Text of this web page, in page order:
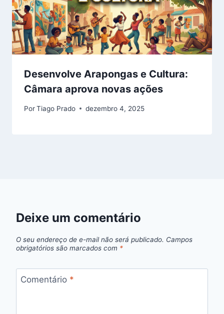
Desenvolve Arapongas e Cultura:
Câmara aprova novas ações
PorTiago Prado dezembro 4, 2025
Deixe um comentário
O seu endereço de e-mail não será publicado. Campos
obrigatórios são marcados com *
Comentário *